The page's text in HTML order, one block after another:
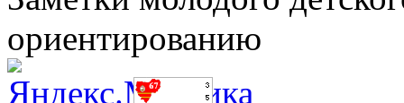
ориентированию